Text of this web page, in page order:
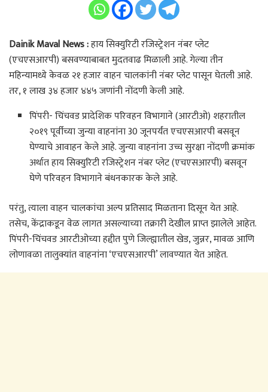
Dainik Maval News :हाय सिक्युरिटी रजिस्ट्रेशन नंबर प्लेट
(एचएसआरपी) बसवण्याबाबत मुदतवाढ मिळाली आहे. गेल्या तीन
महिन्यामध्ये केवळ २१ हजार वाहन चालकांनी नंबर प्लेट पासून घेतली आहे.
तर, १ लाख ३४ हजार ४४५ जणांनी नोंदणी केली आहे.
पिंपरी- चिंचवड प्रादेशिक परिवहन विभागाने (आरटीओ) शहरातील
२०१९ पूर्वीच्या जुन्या वाहनांना 30 जूनपर्यंत एचएसआरपी बसवून
घेण्याचे आवाहन केले आहे. जुन्या वाहनांना उच्च सुरक्षा नोंदणी क्रमांक
अर्थात हाय सिक्युरिटी रजिस्ट्रेशन नंबर प्लेट (एचएसआरपी) बसवून
घेणे परिवहन विभागाने बंधनकारक केले आहे.
परंतु, त्याला वाहन चालकांचा अल्प प्रतिसाद मिळताना दिसून येत आहे.
तसेच, केंद्राकडून वेळ लागत असल्याच्या तक्रारी देखील प्राप्त झालेले आहेत.
पिंपरी-चिंचवड आरटीओच्या हद्दीत पुणे जिल्ह्यातील खेड, जुन्नर, मावळ आणि
लोणावळा तालुक्यांत वाहनांना ‘एचएसआरपी’ लावण्यात येत आहेत.